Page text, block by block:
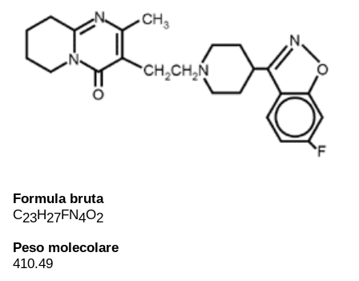
Formula bruta
C23H27FN4O2
Peso molecolare
410.49